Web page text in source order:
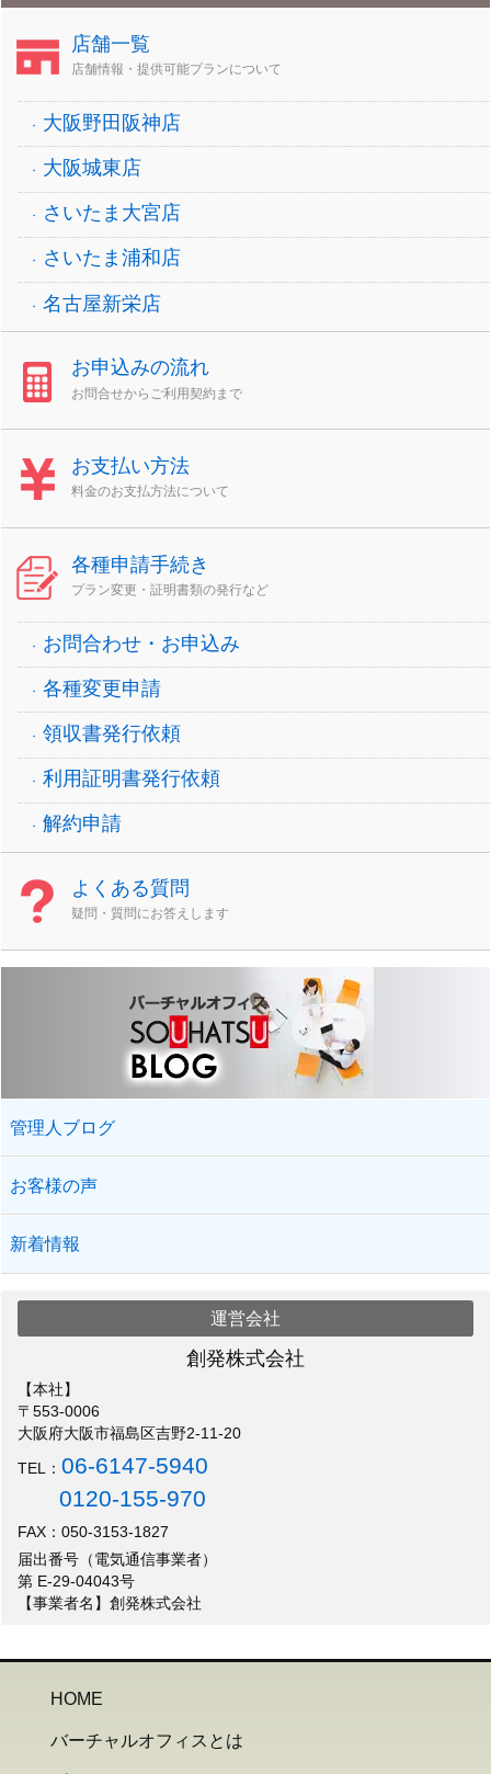
店舗一覧
店舗情報・提供可能プランについて
大阪野田阪神店
大阪城東店
さいたま大宮店
さいたま浦和店
名古屋新栄店
お申込みの流れ
お問合せからご利用契約まで
お支払い方法
料金のお支払方法について
各種申請手続き
プラン変更・証明書類の発行など
お問合わせ・お申込み
各種変更申請
領収書発行依頼
利用証明書発行依頼
解約申請
よくある質問
疑問・質問にお答えします
管理人ブログ
お客様の声
新着情報
運営会社
創発株式会社
【本社】
〒553-0006
大阪府大阪市福島区吉野2-11-20
TEL：06-6147-5940
0120-155-970
FAX：050-3153-1827
届出番号（電気通信事業者）
第 E-29-04043号
【事業者名】創発株式会社
HOME
バーチャルオフィスとは